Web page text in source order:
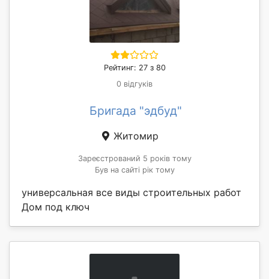
Рейтинг: 27 з 80
0 відгуків
Бригада "эдбуд"
Житомир
Зареєстрований 5 років тому
Був на сайті рік тому
универсальная все виды строительных работ
Дом под ключ